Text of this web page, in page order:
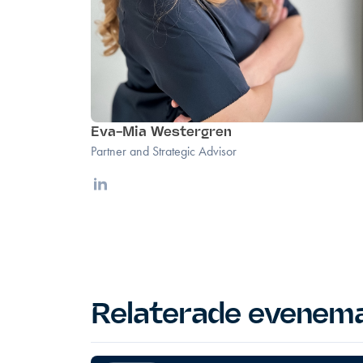
Eva-Mia Westergren
Partner and Strategic Advisor
Linkedin
Relaterade